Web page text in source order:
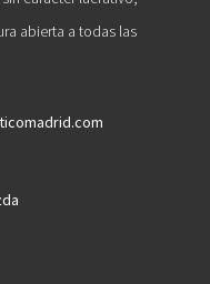
abierta a todas las